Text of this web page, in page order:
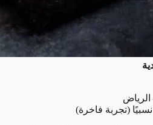
الرياض
(تجربة فاخرة)